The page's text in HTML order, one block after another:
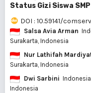
Status Gizi Siswa
DOI : 10.59141/
Salsa Avia Arman
Surakarta, Indonesia
Nur Lathifah
Surakarta, Indonesia
Dwi Sarbini Indonesia
Indonesia